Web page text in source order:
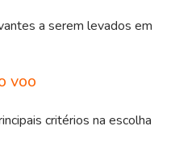
a serem levados em
voo
critérios na escolha